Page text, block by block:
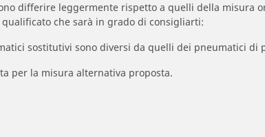
differire leggermente rispetto a quelli della misura
che sarà in grado di consigliarti:
sostitutivi sono diversi da quelli dei pneumatici di
per la misura alternativa proposta.